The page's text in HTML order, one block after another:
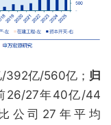
392亿/560亿； 归
26/27年40亿/44
公司27年平均